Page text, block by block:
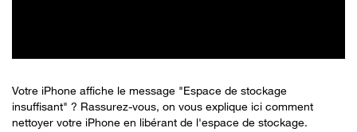
Votre iPhone affiche le message "Espace de stockage
insuffisant" ? Rassurez-vous, on vous explique ici comment
nettoyer votre iPhone en libérant de l'espace de stockage.